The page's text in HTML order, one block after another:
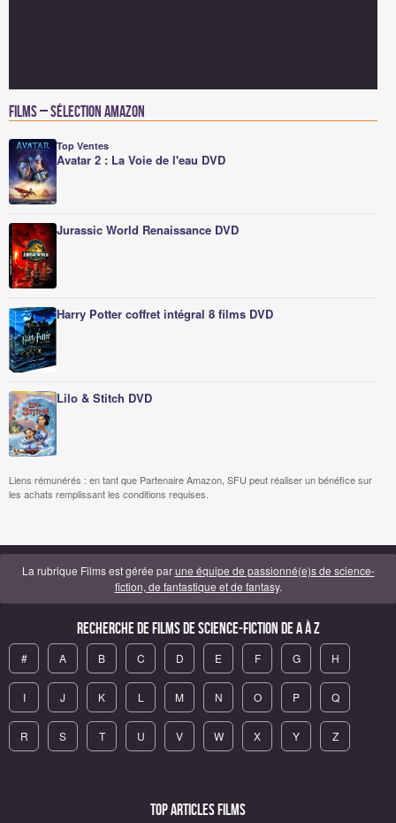
Films – Sélection Amazon
Top Ventes
Avatar 2 : La Voie de l'eau DVD
Jurassic World Renaissance DVD
Harry Potter coffret intégral 8 films DVD
Lilo & Stitch DVD
Liens rémunérés : en tant que Partenaire Amazon, SFU peut réaliser un bénéfice sur
les achats remplissant les conditions requises.
La rubrique Films est gérée parune équipe de passionné(e)s de science-
fiction, de fantastique et de fantasy.
Recherche de Films de science-fiction de A à Z
# A B C D E F G H
I J K L M N O P Q
R S T U V W X Y Z
Top articles Films